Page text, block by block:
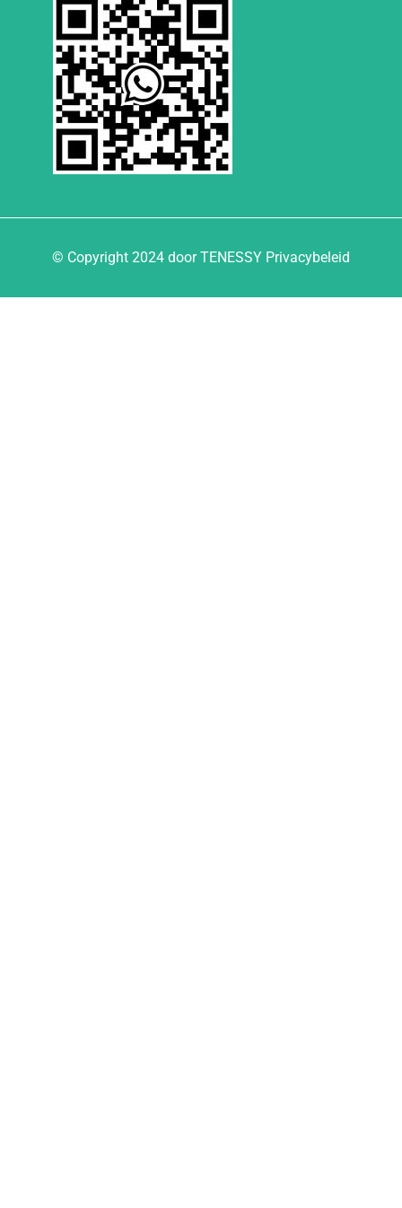
© Copyright 2024 door TENESSY Privacybeleid